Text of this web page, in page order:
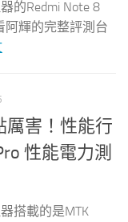
的Redmi Note 8
阿輝的完整評測台
厲害！性能行
性能電力測
搭載的是MTK